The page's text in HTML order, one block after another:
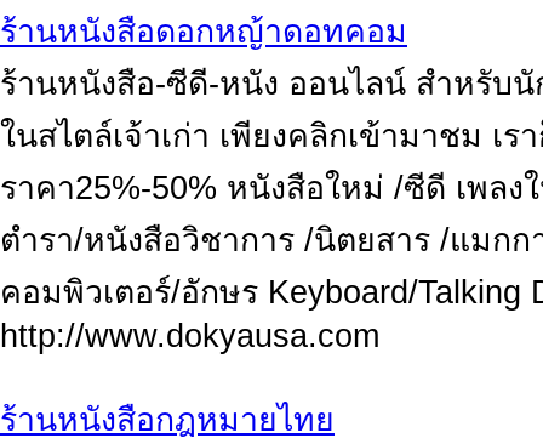
ร้านหนังสือดอกหญ้าดอทคอม
ร้านหนังสือ-ซีดี-หนัง ออนไลน์ สำหรับ
ในสไตล์เจ้าเก่า เพียงคลิกเข้ามาชม เ
ราคา25%-50% หนังสือใหม่ /ซีดี เพล
ตำรา/หนังสือวิชาการ /นิตยสาร /แมก
คอมพิวเตอร์/อักษร Keyboard/Talking
http://www.dokyausa.com
ร้านหนังสือกฎหมายไทย